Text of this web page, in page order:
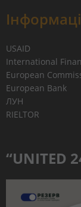
USAID
International
European
European Bank
ЛУН
RIELTOR
“UNITED